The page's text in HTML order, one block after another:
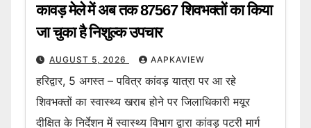
कावड़ मेले में अब तक 87567 शिवभक्तों का किया
जा चुका है निशुल्क उपचार
AUGUST 5, 2026 AAPKAVIEW
हरिद्वार, 5 अगस्त – पवित्र कांवड़ यात्रा पर आ रहे
शिवभक्तों का स्वास्थ्य खराब होने पर जिलाधिकारी मयूर
दीक्षित के निर्देशन में स्वास्थ्य विभाग द्वारा कांवड़ पटरी मार्ग